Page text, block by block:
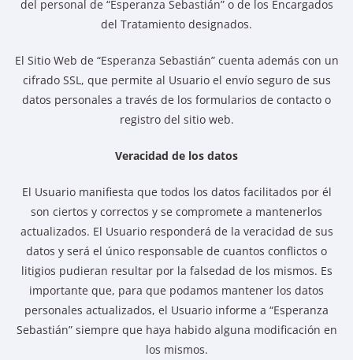
del personal de “Esperanza Sebastián” o de los Encargados
del Tratamiento designados.
El Sitio Web de “Esperanza Sebastián” cuenta además con un
cifrado SSL, que permite al Usuario el envío seguro de sus
datos personales a través de los formularios de contacto o
registro del sitio web.
Veracidad de los datos
El Usuario manifiesta que todos los datos facilitados por él
son ciertos y correctos y se compromete a mantenerlos
actualizados. El Usuario responderá de la veracidad de sus
datos y será el único responsable de cuantos conflictos o
litigios pudieran resultar por la falsedad de los mismos. Es
importante que, para que podamos mantener los datos
personales actualizados, el Usuario informe a “Esperanza
Sebastián” siempre que haya habido alguna modificación en
los mismos.